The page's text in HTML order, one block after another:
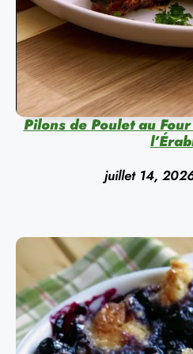
Pilons de Poulet au
juillet 14,